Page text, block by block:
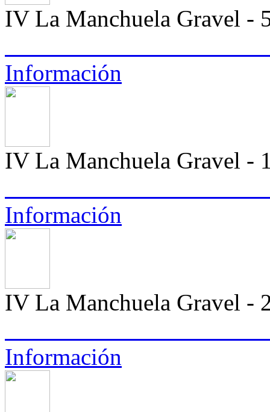
IV La Manchuela Gravel -
Información
IV La Manchuela Gravel -
Información
IV La Manchuela Gravel -
Información